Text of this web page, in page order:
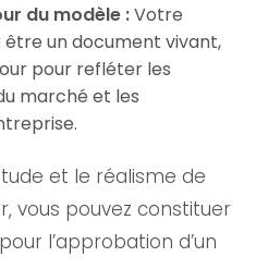
du modèle :Votre
un document vivant,
pour refléter les
marché et les
et le réalisme de
vous pouvez constituer
l’approbation d’un